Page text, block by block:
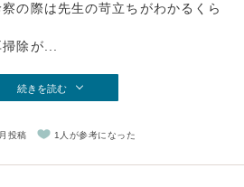
の際は先生の苛立ちがわかるくら
除が...
続きを読む
投稿 1人が参考になった